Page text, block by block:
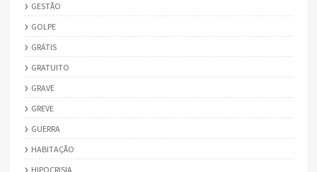
GESTÃO
GOLPE
GRÁTIS
GRATUITO
GRAVE
GREVE
GUERRA
HABITAÇÃO
HIPOCRISIA